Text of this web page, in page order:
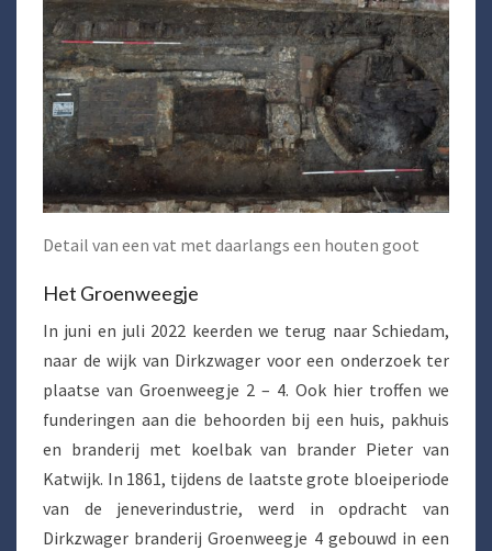
Detail van een vat met daarlangs een houten goot
Het Groenweegje
In juni en juli 2022 keerden we terug naar Schiedam,
naar de wijk van Dirkzwager voor een onderzoek ter
plaatse van Groenweegje 2 – 4. Ook hier troffen we
funderingen aan die behoorden bij een huis, pakhuis
en branderij met koelbak van brander Pieter van
Katwijk. In 1861, tijdens de laatste grote bloeiperiode
van de jeneverindustrie, werd in opdracht van
Dirkzwager branderij Groenweegje 4 gebouwd in een